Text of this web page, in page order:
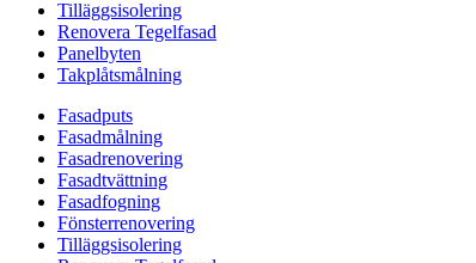
Tilläggsisolering
Renovera Tegelfasad
Panelbyten
Takplåtsmålning
Fasadputs
Fasadmålning
Fasadrenovering
Fasadtvättning
Fasadfogning
Fönsterrenovering
Tilläggsisolering